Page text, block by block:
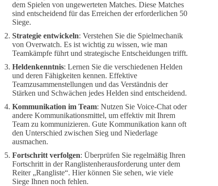
dem Spielen von ungewerteten Matches. Diese Matches
sind entscheidend für das Erreichen der erforderlichen 50
Siege.
Strategie entwickeln: Verstehen Sie die Spielmechanik
von Overwatch. Es ist wichtig zu wissen, wie man
Teamkämpfe führt und strategische Entscheidungen trifft.
Heldenkenntnis: Lernen Sie die verschiedenen Helden
und deren Fähigkeiten kennen. Effektive
Teamzusammenstellungen und das Verständnis der
Stärken und Schwächen jedes Helden sind entscheidend.
Kommunikation im Team: Nutzen Sie Voice-Chat oder
andere Kommunikationsmittel, um effektiv mit Ihrem
Team zu kommunizieren. Gute Kommunikation kann oft
den Unterschied zwischen Sieg und Niederlage
ausmachen.
Fortschritt verfolgen: Überprüfen Sie regelmäßig Ihren
Fortschritt in der Ranglistenherausforderung unter dem
Reiter „Rangliste“. Hier können Sie sehen, wie viele
Siege Ihnen noch fehlen.